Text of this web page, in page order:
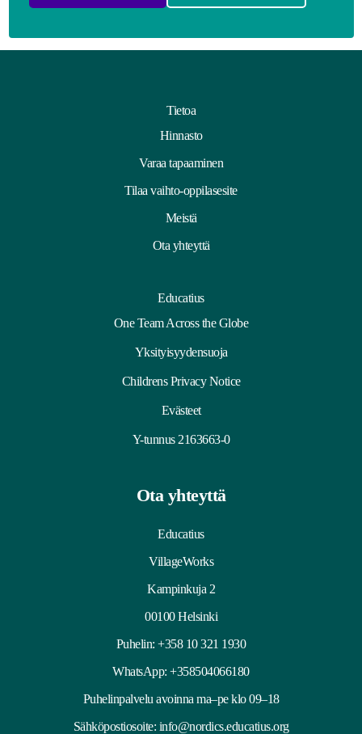
Tietoa
Hinnasto
Varaa tapaaminen
Tilaa vaihto-oppilasesite
Meistä
Ota yhteyttä
Educatius
One Team Across the Globe
Yksityisyydensuoja
Childrens Privacy Notice
Evästeet
Y-tunnus 2163663-0
Ota yhteyttä
Educatius
VillageWorks
Kampinkuja 2
00100 Helsinki
Puhelin:+358 10 321 1930
WhatsApp: +358504066180
Puhelinpalvelu avoinna ma–pe klo 09–18
Sähköpostiosoite: info@nordics.educatius.org